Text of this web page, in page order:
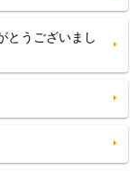
とうございまし